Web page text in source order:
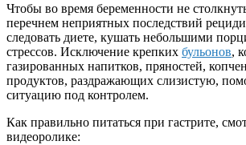
Чтобы во время беременности не
перечнем неприятных последствий
следовать диете, кушать небольшими
стрессов. Исключение крепких бульонов,
газированных напитков, пряностей,
продуктов, раздражающих слизистую,
ситуацию под контролем.
Как правильно питаться при гастрите,
видеоролике: